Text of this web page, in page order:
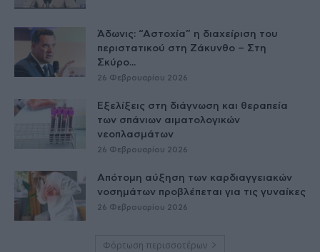
Άδωνις: “Αστοχία” η διαχείριση του
περιστατικού στη Ζάκυνθο – Στη
Σκύρο...
26 Φεβρουαρίου 2026
Εξελίξεις στη διάγνωση και θεραπεία
των σπάνιων αιματολογικών
νεοπλασμάτων
26 Φεβρουαρίου 2026
Απότομη αύξηση των καρδιαγγειακών
νοσημάτων προβλέπεται για τις γυναίκες
26 Φεβρουαρίου 2026
Φόρτωση περισσοτέρων